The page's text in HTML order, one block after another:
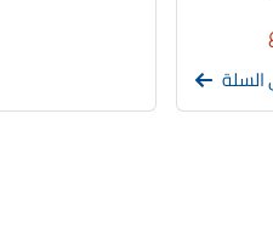
السلة